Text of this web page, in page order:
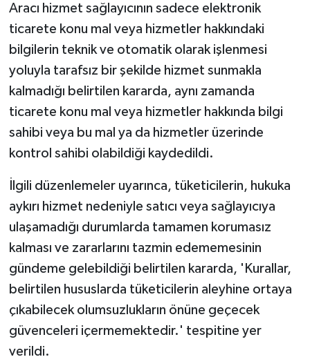
Aracı hizmet sağlayıcının sadece elektronik
ticarete konu mal veya hizmetler hakkındaki
bilgilerin teknik ve otomatik olarak işlenmesi
yoluyla tarafsız bir şekilde hizmet sunmakla
kalmadığı belirtilen kararda, aynı zamanda
ticarete konu mal veya hizmetler hakkında bilgi
sahibi veya bu mal ya da hizmetler üzerinde
kontrol sahibi olabildiği kaydedildi.
İlgili düzenlemeler uyarınca, tüketicilerin, hukuka
aykırı hizmet nedeniyle satıcı veya sağlayıcıya
ulaşamadığı durumlarda tamamen korumasız
kalması ve zararlarını tazmin edememesinin
gündeme gelebildiği belirtilen kararda, 'Kurallar,
belirtilen hususlarda tüketicilerin aleyhine ortaya
çıkabilecek olumsuzlukların önüne geçecek
güvenceleri içermemektedir.' tespitine yer
verildi.